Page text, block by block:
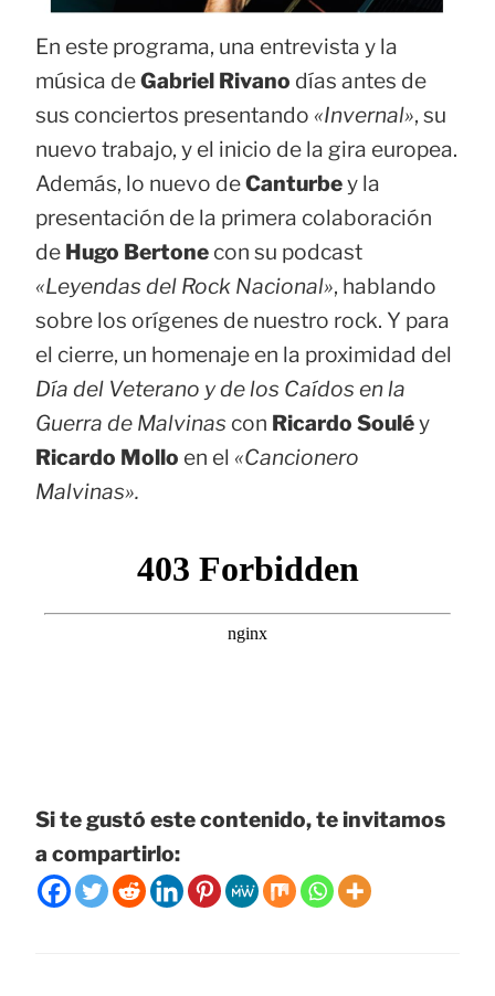
En este programa, una entrevista y la
música deGabriel Rivano días antes de
sus conciertos presentando «Invernal», su
nuevo trabajo, y el inicio de la gira europea.
Además, lo nuevo deCanturbey la
presentación de la primera colaboración
de Hugo Bertone con su podcast
«Leyendas del Rock Nacional», hablando
sobre los orígenes de nuestro rock. Y para
el cierre, un homenaje en la proximidad del
Día del Veterano y de los Caídos en la
Guerra de Malvinas con Ricardo Souléy
Ricardo Mollo en el «Cancionero
Malvinas».
Si te gustó este contenido, te invitamos
a compartirlo: